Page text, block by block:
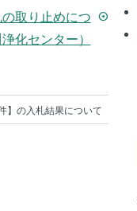
取り止めにつ
化センター）
arrow_circle_right
】の入札結果について